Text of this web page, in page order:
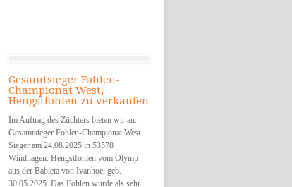
Gesamtsieger Fohlen-
Championat West,
Hengstfohlen zu verkaufen
Im Auftrag des Züchters bieten wir an:
Gesamtsieger Fohlen-Championat West.
Sieger am 24.08.2025 in 53578
Windhagen. Hengstfohlen vom Olymp
aus der Babieta von Ivanhoe, geb.
30.05.2025. Das Fohlen wurde als sehr